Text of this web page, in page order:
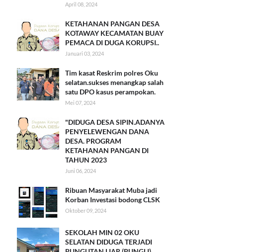
April 08, 2024
KETAHANAN PANGAN DESA
KOTAWAY KECAMATAN BUAY
PEMACA DI DUGA KORUPSI..
Januari 03, 2024
Tim kasat Reskrim polres Oku
selatan.sukses menangkap salah
satu DPO kasus perampokan.
Mei 07, 2024
"DIDUGA DESA SIPIN.ADANYA
PENYELEWENGAN DANA
DESA. PROGRAM
KETAHANAN PANGAN DI
TAHUN 2023
Juni 06, 2024
Ribuan Masyarakat Muba jadi
Korban Investasi bodong CLSK
Oktober 09, 2024
SEKOLAH MIN 02 OKU
SELATAN DIDUGA TERJADI